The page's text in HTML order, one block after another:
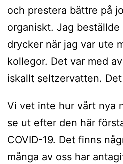
och prestera bättre på
organiskt. Jag
drycker när jag var ute
kollegor. Det var med
iskallt seltzervatten.
Vi vet inte hur vårt nya
se ut efter den här
COVID-19. Det finns
många av oss har